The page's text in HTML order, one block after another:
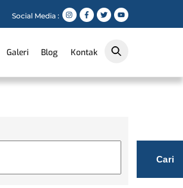
Social Media :
Galeri Blog Kontak
Cari